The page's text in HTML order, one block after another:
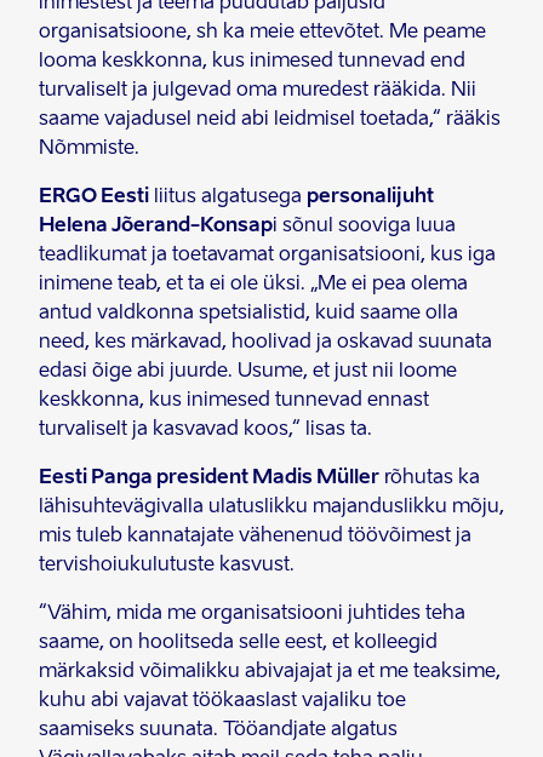
organisatsioone, sh ka meie ettevõtet. Me peame
looma keskkonna, kus inimesed tunnevad end
turvaliselt ja julgevad oma muredest rääkida. Nii
saame vajadusel neid abi leidmisel toetada,“ rääkis
Nõmmiste.
ERGO Eesti liitus algatusega personalijuht
Helena Jõerand-Konsapi sõnul sooviga luua
teadlikumat ja toetavamat organisatsiooni, kus iga
inimene teab, et ta ei ole üksi. „Me ei pea olema
antud valdkonna spetsialistid, kuid saame olla
need, kes märkavad, hoolivad ja oskavad suunata
edasi õige abi juurde. Usume, et just nii loome
keskkonna, kus inimesed tunnevad ennast
turvaliselt ja kasvavad koos,“ lisas ta.
Eesti Panga president Madis Müller rõhutas ka
lähisuhtevägivalla ulatuslikku majanduslikku mõju,
mis tuleb kannatajate vähenenud töövõimest ja
tervishoiukulutuste kasvust.
“Vähim, mida me organisatsiooni juhtides teha
saame, on hoolitseda selle eest, et kolleegid
märkaksid võimalikku abivajajat ja et me teaksime,
kuhu abi vajavat töökaaslast vajaliku toe
saamiseks suunata. Tööandjate algatus